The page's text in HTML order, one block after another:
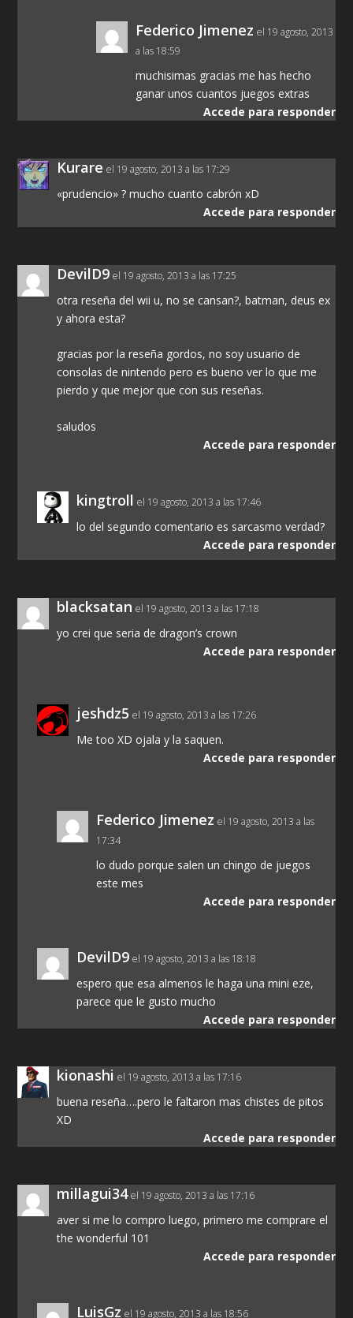
Federico Jimenez el 19 agosto, 2013
a las 18:59
muchisimas gracias me has hecho
ganar unos cuantos juegos extras
Accede para responder
Kurare el 19 agosto, 2013 a las 17:29
«prudencio» ? mucho cuanto cabrón xD
Accede para responder
DevilD9 el 19 agosto, 2013 a las 17:25
otra reseña del wii u, no se cansan?, batman, deus ex
y ahora esta?
gracias por la reseña gordos, no soy usuario de
consolas de nintendo pero es bueno ver lo que me
pierdo y que mejor que con sus reseñas.
saludos
Accede para responder
kingtroll el 19 agosto, 2013 a las 17:46
lo del segundo comentario es sarcasmo verdad?
Accede para responder
blacksatan el 19 agosto, 2013 a las 17:18
yo crei que seria de dragon’s crown
Accede para responder
jeshdz5 el 19 agosto, 2013 a las 17:26
Me too XD ojala y la saquen.
Accede para responder
Federico Jimenez el 19 agosto, 2013 a las
17:34
lo dudo porque salen un chingo de juegos
este mes
Accede para responder
DevilD9 el 19 agosto, 2013 a las 18:18
espero que esa almenos le haga una mini eze,
parece que le gusto mucho
Accede para responder
kionashi el 19 agosto, 2013 a las 17:16
buena reseña….pero le faltaron mas chistes de pitos
XD
Accede para responder
millagui34 el 19 agosto, 2013 a las 17:16
aver si me lo compro luego, primero me comprare el
the wonderful 101
Accede para responder
LuisGz el 19 agosto, 2013 a las 18:56